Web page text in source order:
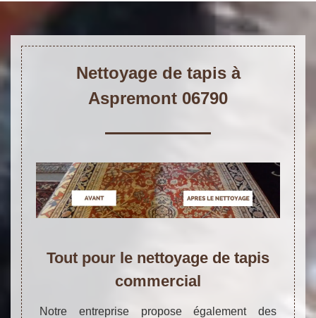
Nettoyage de tapis à
Aspremont 06790
Tout pour le nettoyage de tapis
commercial
Notre entreprise propose également des